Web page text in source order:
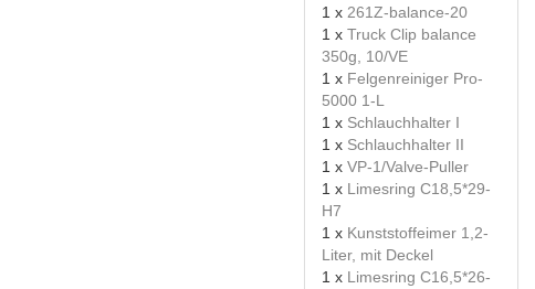
1 x 261Z-balance-20
1 x Truck Clip balance
350g, 10/VE
1 x Felgenreiniger Pro-
5000 1-L
1 x Schlauchhalter I
1 x Schlauchhalter II
1 x VP-1/Valve-Puller
1 x Limesring C18,5*29-
H7
1 x Kunststoffeimer 1,2-
Liter, mit Deckel
1 x Limesring C16,5*26-